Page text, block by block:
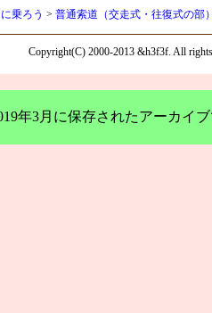
乗ろう > 普通索道（交走式・往復式の部
Copyright(C) 2000-2013 &h3f3f. All
年3月に保存されたアーカイ